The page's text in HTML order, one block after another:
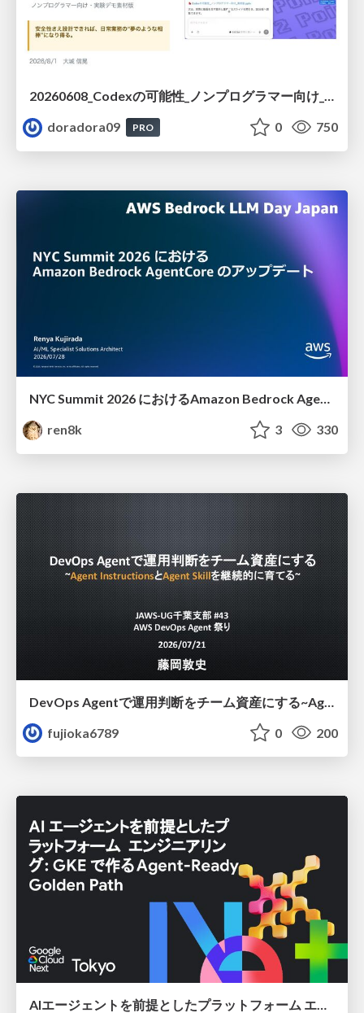
doradora09
PRO 0 750
NYC Summit 2026 における Amazon Bedrock AgentCore のアップデート
ren8k
3 330
fujioka6789
0 200
AIエージェントを前提としたプラットフォーム エンジニアリング：GKEで作るAgent-Ready Golden Path